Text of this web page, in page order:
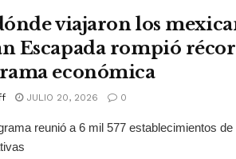
viajaron los
Escapada rompió
económica
JULIO 20, 2026 0
reunió a 6 mil 577 establecimientos